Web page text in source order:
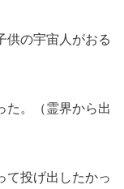
供の宇宙人がおる
た。（霊界から出
て投げ出したかっ